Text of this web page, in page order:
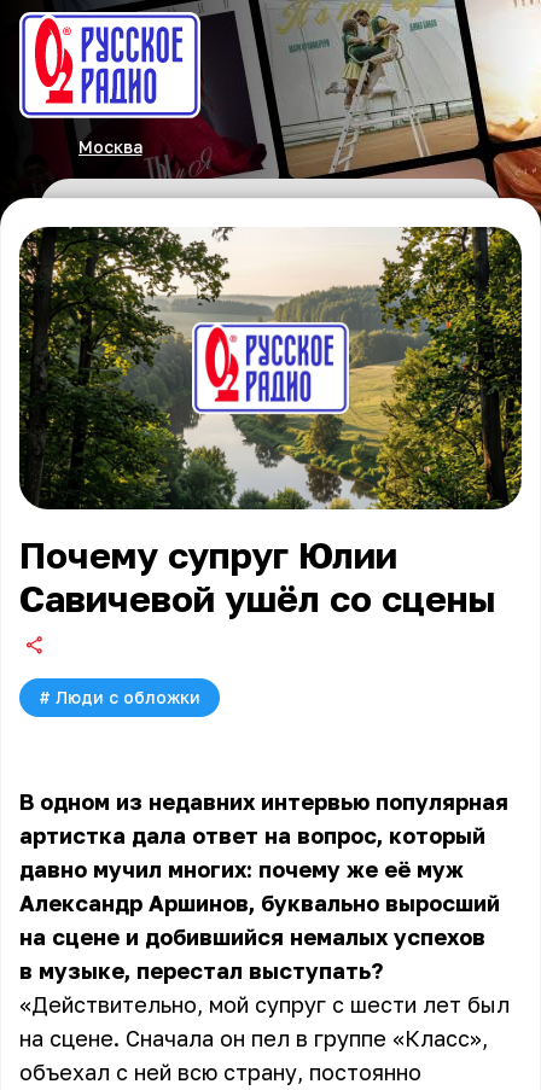
Москва
Почему супруг Юлии
Савичевой ушёл со сцены
# Люди с обложки
В одном из недавних интервью популярная
артистка дала ответ на вопрос, который
давно мучил многих: почему же её муж
Александр Аршинов, буквально выросший
на сцене и добившийся немалых успехов
в музыке, перестал выступать?
«Действительно, мой супруг с шести лет был
на сцене. Сначала он пел в группе «Класс»,
объехал с ней всю страну, постоянно